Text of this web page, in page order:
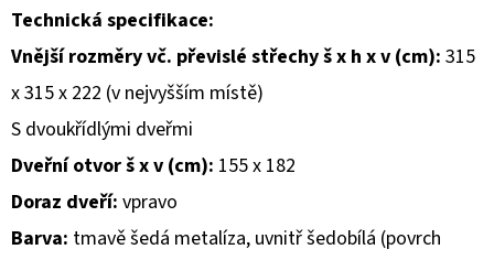
Technická specifikace:
Vnější rozměry vč. převislé střechy š x h x v (cm): 315
x 315 x 222 (v nejvyšším místě)
S dvoukřídlými dveřmi
Dveřní otvor š x v (cm): 155 x 182
Doraz dveří: vpravo
Barva: tmavě šedá metalíza, uvnitř šedobílá (povrch
T
?